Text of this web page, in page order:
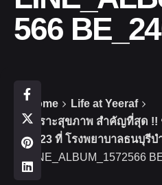
566
Home
Life at Yeeraf
เพราะสุขภาพ สำคัญที่สุด
2023 ที่ โรงพยาบาลธนบุรีบ
LINE_ALBUM_1572566